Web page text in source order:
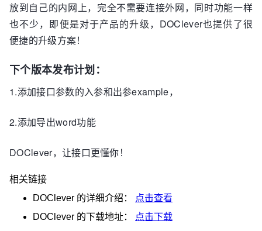
放到自己的内网上，完全不需要连接外网，同时功能一样
也不少，即便是对于产品的升级，DOClever也提供了很
便捷的升级方案！
下个版本发布计划：
1.添加接口参数的入参和出参example，
2.添加导出word功能
DOClever，让接口更懂你！
相关链接
DOClever 的详细介绍：
点击查看
DOClever 的下载地址： 点击下载